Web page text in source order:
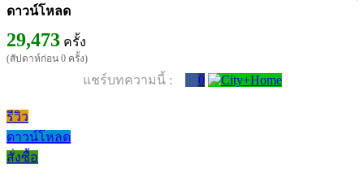
ดาวน์โหลด
29,473 ครั้ง
(สัปดาห์ก่อน 0 ครั้ง)
แชร์บทความนี้ : 0
รีวิว
ดาวน์โหลด
สั่งซื้อ